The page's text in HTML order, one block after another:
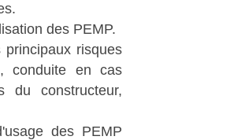
des PEMP.
risques
conduite en cas
du constructeur,
des PEMP